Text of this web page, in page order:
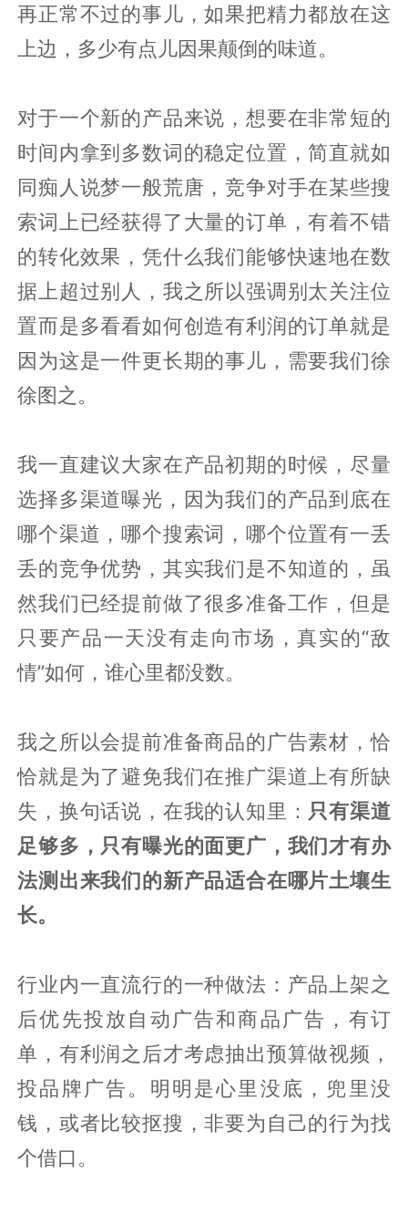
再正常不过的事儿，如果把精力都放在这
上边，多少有点儿因果颠倒的味道。
对于一个新的产品来说，想要在非常短的
时间内拿到多数词的稳定位置，简直就如
同痴人说梦一般荒唐，竞争对手在某些搜
索词上已经获得了大量的订单，有着不错
的转化效果，凭什么我们能够快速地在数
据上超过别人，我之所以强调别太关注位
置而是多看看如何创造有利润的订单就是
因为这是一件更长期的事儿，需要我们徐
徐图之。
我一直建议大家在产品初期的时候，尽量
选择多渠道曝光，因为我们的产品到底在
哪个渠道，哪个搜索词，哪个位置有一丢
丢的竞争优势，其实我们是不知道的，虽
然我们已经提前做了很多准备工作，但是
只要产品一天没有走向市场，真实的“敌
情”如何，谁心里都没数。
我之所以会提前准备商品的广告素材，恰
恰就是为了避免我们在推广渠道上有所缺
失，换句话说，在我的认知里： 只有渠道
足够多，只有曝光的面更广，我们才有办
法测出来我们的新产品适合在哪片土壤生
长。
行业内一直流行的一种做法：产品上架之
后优先投放自动广告和商品广告，有订
单，有利润之后才考虑抽出预算做视频，
投品牌广告。明明是心里没底，兜里没
钱，或者比较抠搜，非要为自己的行为找
个借口。